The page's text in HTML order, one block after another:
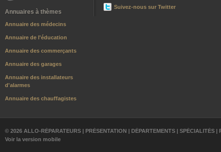
Annuaires à thèmes
Annuaire des médecins
Annuaire de l'éducation
Annuaire des commerçants
Annuaire des garages
Annuaire des installateurs
d'alarmes
Annuaire des chauffagistes
Suivez-nous sur Twitter
© 2026 ALLO-RÉPARATEURS | PRÉSENTATION | DÉPARTEMENTS | SPÉCIALITÉS |
Voir la version mobile